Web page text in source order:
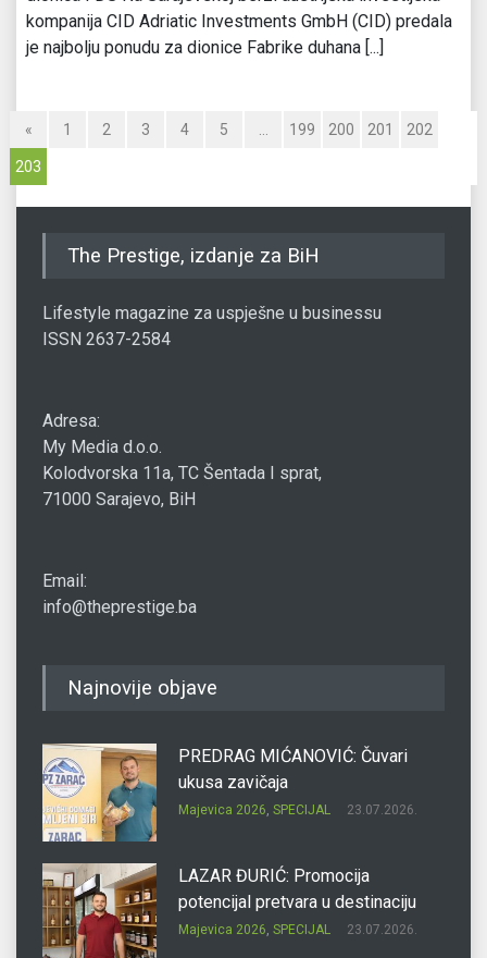
kompanija CID Adriatic Investments GmbH (CID) predala
je najbolju ponudu za dionice Fabrike duhana [...]
« 1 2 3 4 5 199 200 201 202
203
The Prestige, izdanje za BiH
Lifestyle magazine za uspješne u businessu
ISSN 2637-2584
Adresa:
My Media d.o.o.
Kolodvorska 11a, TC Šentada I sprat,
71000 Sarajevo, BiH
Email:
info@theprestige.ba
Najnovije objave
PREDRAG MIĆANOVIĆ: Čuvari
ukusa zavičaja
Majevica 2026, SPECIJAL 23.07.2026.
LAZAR ĐURIĆ: Promocija
potencijal pretvara u destinaciju
Majevica 2026, SPECIJAL 23.07.2026.